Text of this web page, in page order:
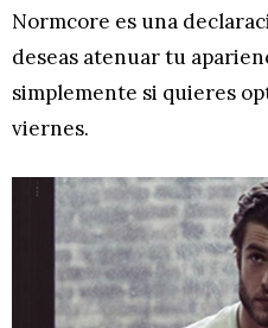
Normcore es una
deseas atenuar tu
simplemente si quieres
viernes.